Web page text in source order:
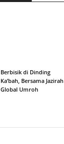
Berbisik di Dinding
Ka’bah, Bersama Jazirah
Global Umroh